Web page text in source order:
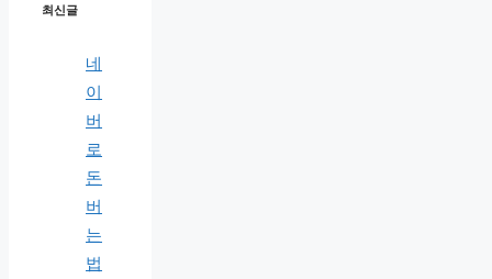
최신글
네
이
버
로
돈
버
는
법